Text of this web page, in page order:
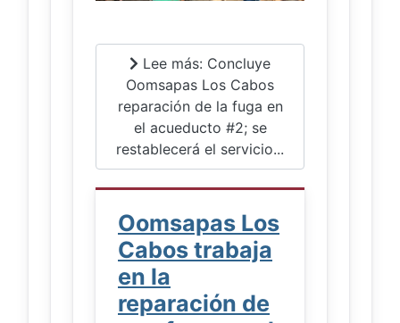
Lee más: Concluye
Oomsapas Los Cabos
reparación de la fuga en
el acueducto #2; se
restablecerá el servicio...
Oomsapas Los
Cabos trabaja
en la
reparación de